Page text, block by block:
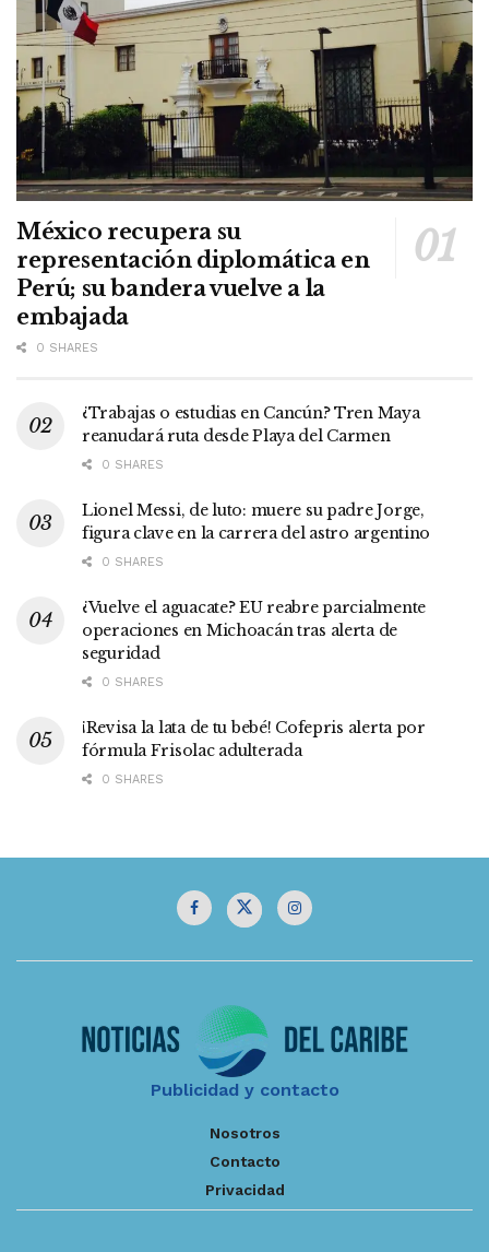
México recupera su
representación diplomática en
Perú; su bandera vuelve a la
embajada
0 SHARES
¿Trabajas o estudias en Cancún? Tren Maya
reanudará ruta desde Playa del Carmen
0 SHARES
Lionel Messi, de luto: muere su padre Jorge,
figura clave en la carrera del astro argentino
0 SHARES
¿Vuelve el aguacate? EU reabre parcialmente
operaciones en Michoacán tras alerta de
seguridad
0 SHARES
¡Revisa la lata de tu bebé! Cofepris alerta por
fórmula Frisolac adulterada
0 SHARES
Publicidad y contacto
Nosotros
Contacto
Privacidad